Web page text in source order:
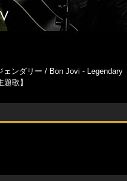
ェンダリー / Bon Jovi - Legendary
歌】